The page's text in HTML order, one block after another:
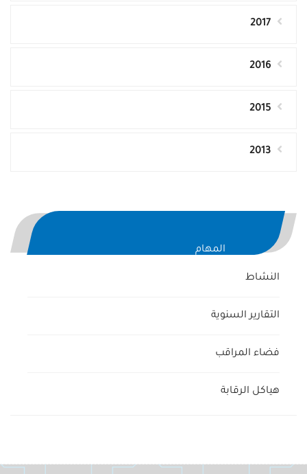
2017
2016
2015
2013
المهام
النشاط
التقارير السنوية
فضاء المراقب
هياكل الرقابة